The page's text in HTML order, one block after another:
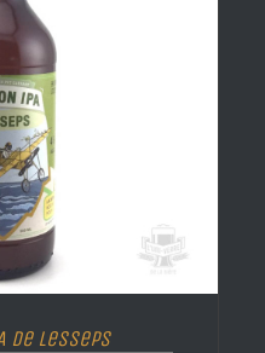
de Lesseps